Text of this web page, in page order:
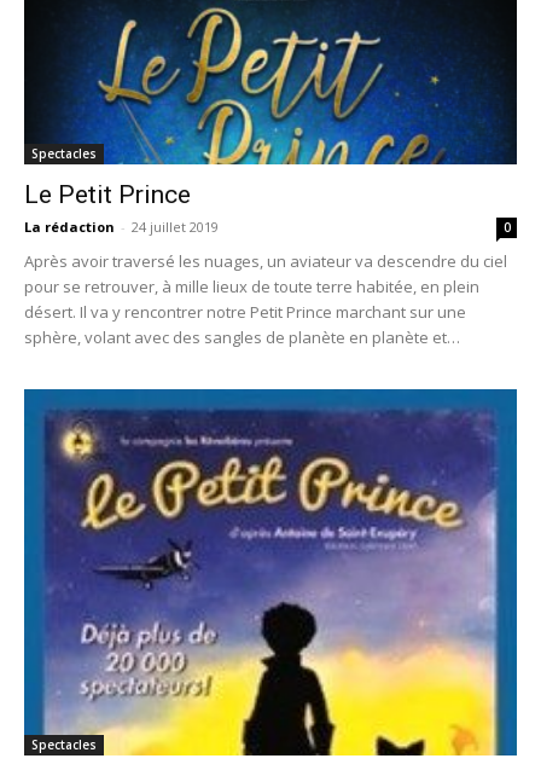
Spectacles
Le Petit Prince
La rédaction - 24 juillet 2019 0
Après avoir traversé les nuages, un aviateur va descendre du ciel
pour se retrouver, à mille lieux de toute terre habitée, en plein
désert. Il va y rencontrer notre Petit Prince marchant sur une
sphère, volant avec des sangles de planète en planète et
Spectacles